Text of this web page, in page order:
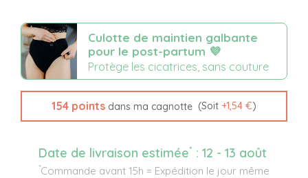
Culotte de maintien galbante
pour le post-partum 💜
Protège les cicatrices, sans couture
154 points dans ma cagnotte (Soit +1,54 €)
Date de livraison estimée* : 12 - 13 août
*Commande avant 15h = Expédition le jour même